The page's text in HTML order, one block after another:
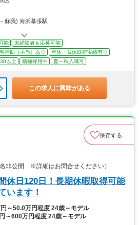
蘇我) 海浜幕張駅
能
未経験者も応募可能
補助（手当）あり
産休・育休取得実績有り
以上 積極採用中 夏～秋入職可
この求人に興味がある
保存する
非公開 ※詳細はお問合せください）
休日120日！長期休暇取得可能
います！
円～50.0万円程度 24歳～モデル
～600万円程度 24歳～モデル